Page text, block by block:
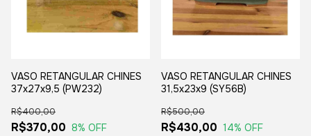
VASO RETANGULAR CHINES
37x27x9,5 (PW232)
R$370,00
R$400,00
8% OFF
VASO RETANGULAR CHINES
31,5x23x9 (SY56B)
R$430,00
R$500,00
14% OFF